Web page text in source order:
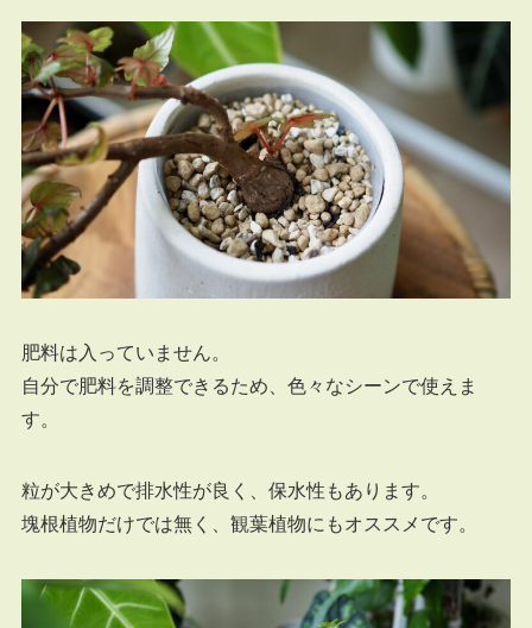
肥料は入っていません。
自分で肥料を調整できるため、色々なシーンで使えま
す。
粒が大きめで排水性が良く、保水性もあります。
塊根植物だけでは無く、観葉植物にもオススメです。